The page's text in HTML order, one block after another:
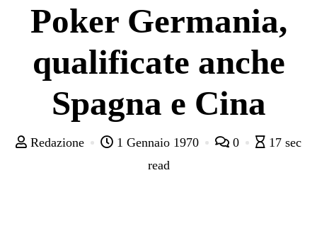
Poker Germania,
qualificate anche
Spagna e Cina
Redazione 1 Gennaio 1970 0
17 sec
read